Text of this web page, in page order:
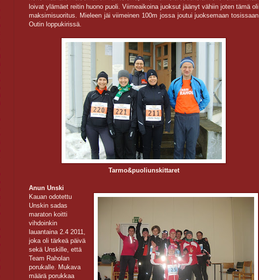
loivat ylämäet reitin huono puoli. Viimeaikoina juoksut jäänyt vähiin joten tämä oli
maksimisuoritus. Mieleen jäi viimeinen 100m jossa joutui juoksemaan tosissaan
Outin loppukirissä.
Tarmo&puoliunskittaret
Anun Unski
Kauan odotettu
Unskin sadas
maraton koitti
vihdoinkin
lauantaina 2.4 2011,
joka oli tärkeä päivä
sekä Unskille, että
Team Raholan
porukalle. Mukava
määrä porukkaa